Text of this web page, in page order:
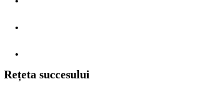
Rețeta succesului